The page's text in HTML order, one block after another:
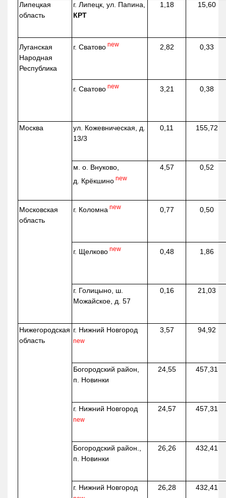
Липецкая
область
г. Липецк, ул. Папина,
КРТ
1,18 15,60
Луганская
Народная
Республика
г. Сватово new 2,82 0,33
г. Сватово new 3,21 0,38
Москва ул. Кожевническая, д.
13/3
0,11 155,72
м. о. Внуково,
д. Крёкшино new
4,57 0,52
Московская
область
г. Коломна new 0,77 0,50
г. Щелково new 0,48 1,86
г. Голицыно, ш.
Можайское, д. 57
0,16 21,03
Нижегородская
область
г. Нижний Новгород
new
3,57 94,92
Богородский район,
п. Новинки
24,55 457,31
г. Нижний Новгород
new
24,57 457,31
Богородский район.,
п. Новинки
26,26 432,41
г. Нижний Новгород 26,28 432,41